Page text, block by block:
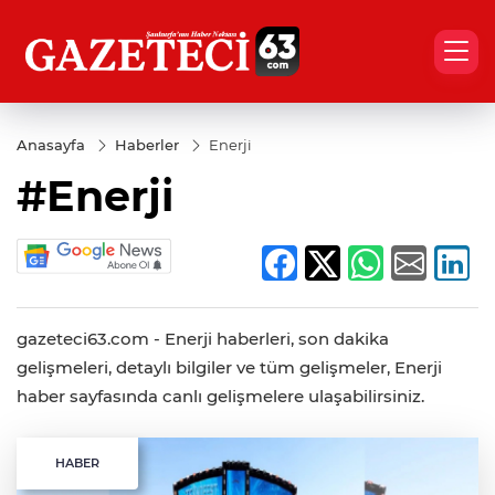
Anasayfa Haberler Enerji
#Enerji
gazeteci63.com - Enerji haberleri, son dakika
gelişmeleri, detaylı bilgiler ve tüm gelişmeler, Enerji
haber sayfasında canlı gelişmelere ulaşabilirsiniz.
HABER